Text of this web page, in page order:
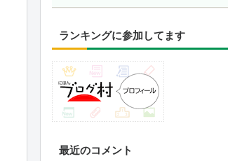
ランキングに参加してます
最近のコメント